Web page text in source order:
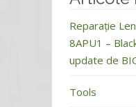
Reparație
8APU1 –
update de
Tools